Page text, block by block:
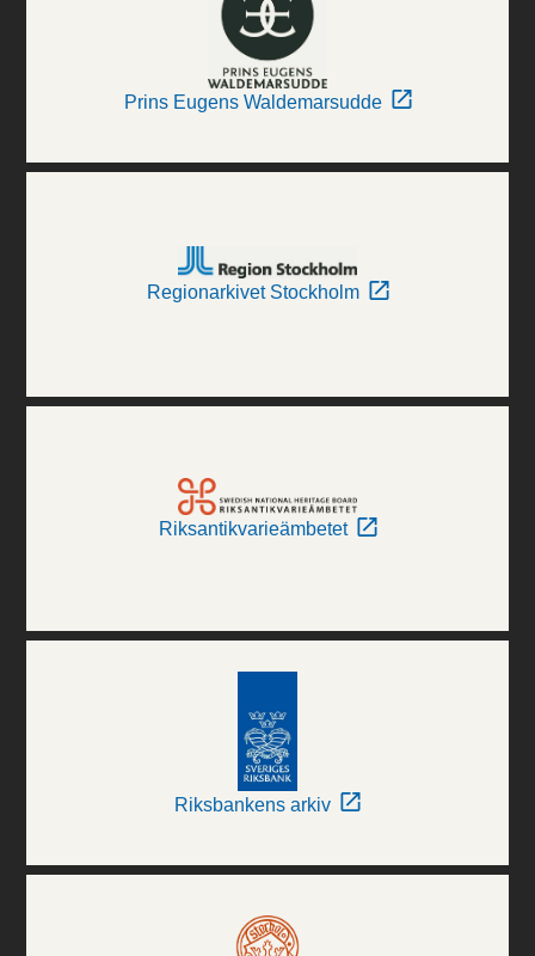
Prins Eugens Waldemarsudde
Regionarkivet Stockholm
Riksantikvarieämbetet
Riksbankens arkiv